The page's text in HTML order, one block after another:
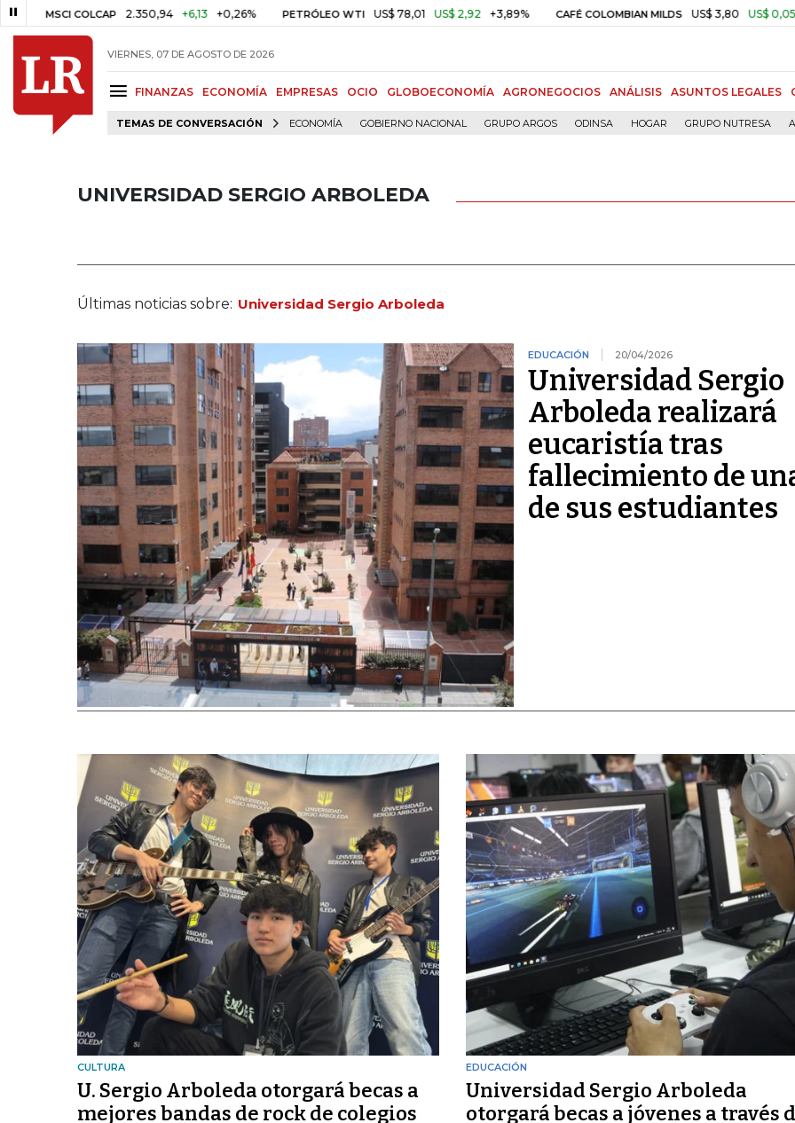
COLCAP 2.350,94 +6,13 +0,26% PETRÓLEO WTI US$ 78,01 US$ 2,92 +3,89% CAFÉ COLOMBIAN MILDS US$ 3,80 US$ 0,05 +1,40%
VIERNES, 07 DE AGOSTO DE 2026
FINANZAS ECONOMÍA EMPRESAS OCIO GLOBOECONOMÍA AGRONEGOCIOS ANÁLISIS ASUNTOS LEGALES
TEMAS DE CONVERSACIÓN ECONOMÍA GOBIERNO NACIONAL GRUPO ARGOS ODINSA HOGAR GRUPO NUTRESA
UNIVERSIDAD SERGIO ARBOLEDA
Últimas noticias sobre: Universidad Sergio Arboleda
EDUCACIÓN 20/04/2026
Universidad Sergio
Arboleda realizará
eucaristía tras
fallecimiento de
de sus estudiantes
CULTURA
U. Sergio Arboleda otorgará becas a
mejores bandas de rock de colegios
EDUCACIÓN
Universidad Sergio Arboleda
otorgará becas a jóvenes a través